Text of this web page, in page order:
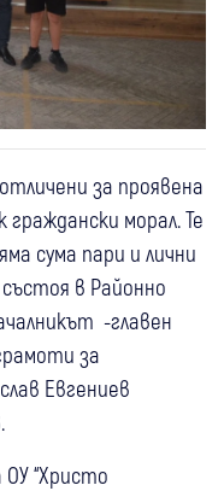
за проявена
морал. Те
сума пари и лични
в Районно
-главен
за
Евгениев
ОУ “Христо